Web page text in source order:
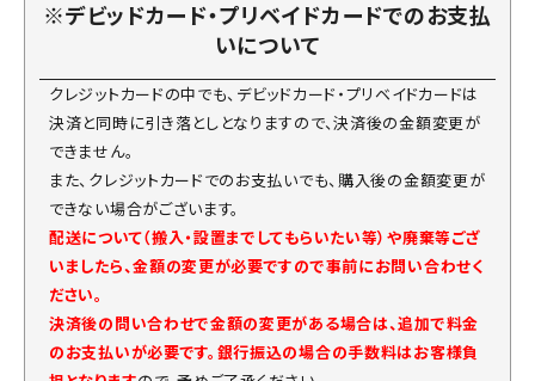
※デビッドカード・プリベイドカードでのお支払
いについて
クレジットカードの中でも、デビッドカード・プリベイドカードは
決済と同時に引き落としとなりますので、決済後の金額変更が
できません。
また、クレジットカードでのお支払いでも、購入後の金額変更が
できない場合がございます。
配送について（搬入・設置までしてもらいたい等）や廃棄等ござ
いましたら、金額の変更が必要ですので事前にお問い合わせく
ださい。
決済後の問い合わせで金額の変更がある場合は、追加で料金
のお支払いが必要です。銀行振込の場合の手数料はお客様負